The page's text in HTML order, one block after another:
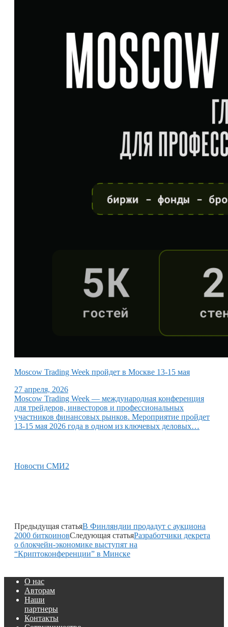
Moscow Trading Week пройдет в Москве 13-15 мая
27 апреля, 2026
Moscow Trading Week — международная конференция
для трейдеров, инвесторов и профессиональных
участников финансовых рынков. Мероприятие пройдет
13-15 мая 2026 года в одном из ключевых деловых…
Новости СМИ2
Предыдущая статьяВ Финляндии продадут с аукциона
2000 биткоиновСледующая статьяРазработчики декрета
о блокчейн-экономике выступят на
“Криптоконференции” в Минске
О нас
Авторам
Наши
партнеры
Контакты